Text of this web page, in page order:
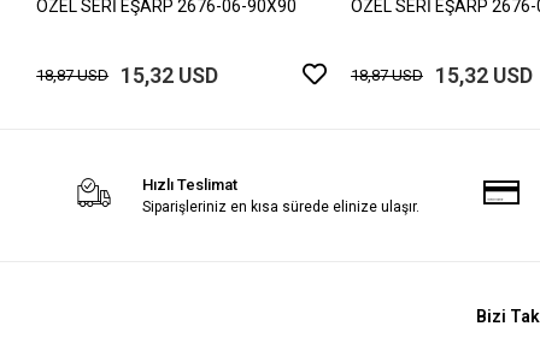
ÖZEL SERİ EŞARP 2676-06-90X90
18,87 USD 15,32 USD
ÖZEL SERİ EŞARP
18,87 USD 15,32 USD
Hızlı Teslimat
Siparişleriniz en kısa sürede elinize ulaşır.
Bizi